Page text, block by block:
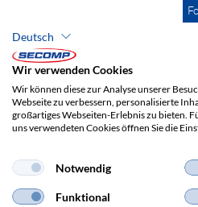
Brands
Haftungsausschluss
Deutsch
Wir verwenden Cookies
Wir können diese zur Analyse unserer
Webseite zu verbessern, personalisierte
großartiges Webseiten-Erlebnis zu bieten.
uns verwendeten Cookies öffnen Sie die
Notwendig
Funktional